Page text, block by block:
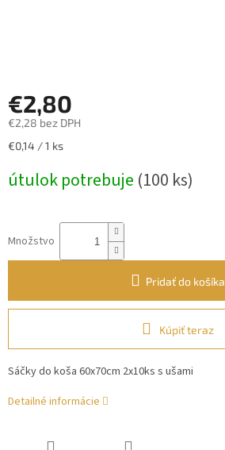
€2,80
€2,28 bez DPH
Jednotková
€0,14 / 1 ks
útulok potrebuje (100 ks)
Množstvo
Pridať do košíka
Kúpiť teraz
Sáčky do koša 60x70cm 2x10ks s ušami
Detailné informácie